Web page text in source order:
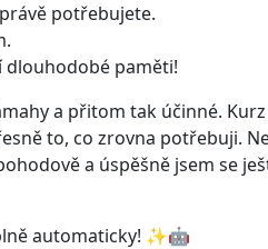
potřebujete.
dlouhodobé paměti!
a přitom tak účinné.
to, co zrovna potřebuji.
a úspěšně jsem se
automaticky! ✨🤖